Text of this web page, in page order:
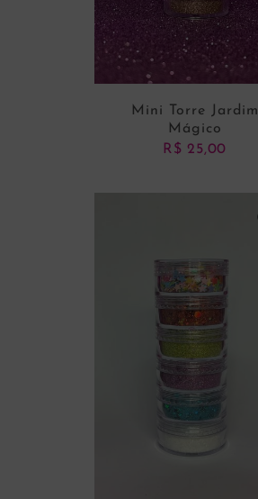
Mini Torre Jardim
Mágico
R$ 25,00